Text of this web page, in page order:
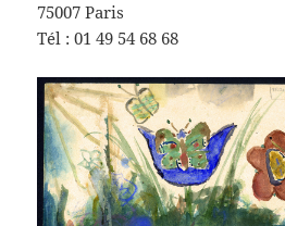
75007 Paris
Tél : 01 49 54 68 68